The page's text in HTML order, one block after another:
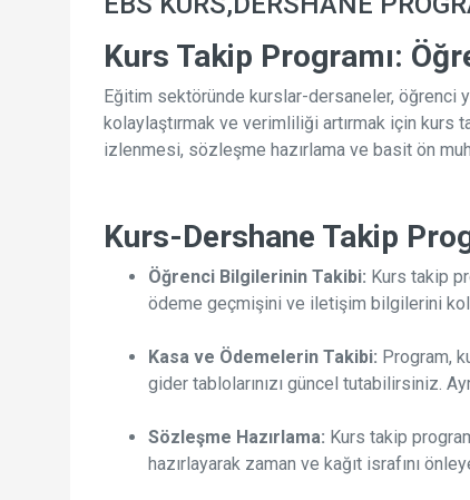
Kurs Takip Programı:
Eğitim sektöründe kurslar-dersaneler, öğrenci
kolaylaştırmak ve verimliliği artırmak için kurs
izlenmesi, sözleşme hazırlama ve basit ön
Kurs-Dershane Takip
Öğrenci Bilgilerinin Takibi: Kurs takip
ödeme geçmişini ve iletişim bilgilerini
Kasa ve Ödemelerin Takibi: Program,
gider tablolarınızı güncel tutabilirsiniz.
Sözleşme Hazırlama: Kurs takip
hazırlayarak zaman ve kağıt israfını